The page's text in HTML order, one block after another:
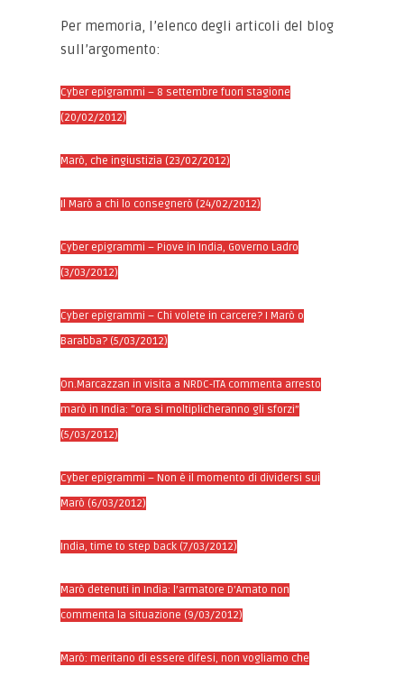
Per memoria, l’elenco degli articoli del blog
sull’argomento:
Cyber epigrammi – 8 settembre fuori stagione
(20/02/2012)
Marò, che ingiustizia (23/02/2012)
Il Marò a chi lo consegnerò (24/02/2012)
Cyber epigrammi – Piove in India, Governo Ladro
(3/03/2012)
Cyber epigrammi – Chi volete in carcere? I Marò o
Barabba? (5/03/2012)
On.Marcazzan in visita a NRDC-ITA commenta arresto
marò in India: “ora si moltiplicheranno gli sforzi”
(5/03/2012)
Cyber epigrammi – Non è il momento di dividersi sui
Marò (6/03/2012)
India, time to step back (7/03/2012)
Marò detenuti in India: l’armatore D’Amato non
commenta la situazione (9/03/2012)
Marò: meritano di essere difesi, non vogliamo che